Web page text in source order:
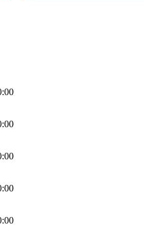
:00
:00
:00
:00
:00